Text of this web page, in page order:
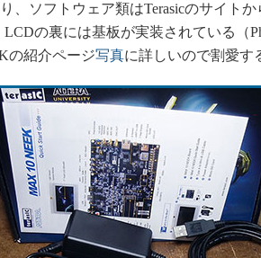
、ソフトウェア類はTerasicのサイト
LCDの裏には基板が実装されている（
の紹介ページ写真に詳しいので割愛す